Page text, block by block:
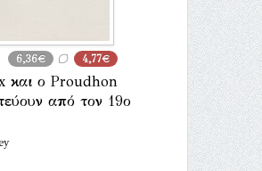
6,36€ 4,77€
και ο Proudhon
από τον 19ο